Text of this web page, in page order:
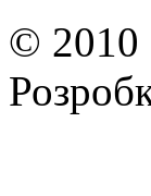
© 2010